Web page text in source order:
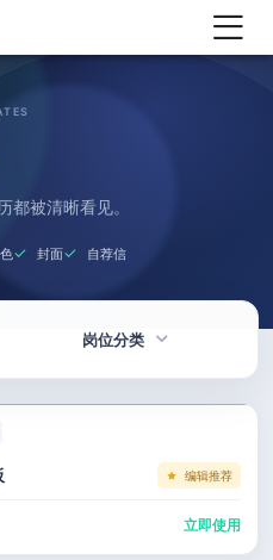
都被清晰看见。
封面 自荐信
岗位分类
编辑推荐
立即使用